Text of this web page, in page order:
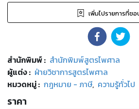
เพิ่มไปรายการที่ชอ
สำนักพิมพ์: สำนักพิมพ์สูตรไพศาล
ผู้แต่ง : ฝ่ายวิชาการสูตรไพศาล
หมวดหมู่: กฎหมาย - ภาษี, ความรู้ทั่วไป
ราคา